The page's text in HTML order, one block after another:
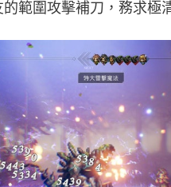
範圍攻擊補刀，務求極